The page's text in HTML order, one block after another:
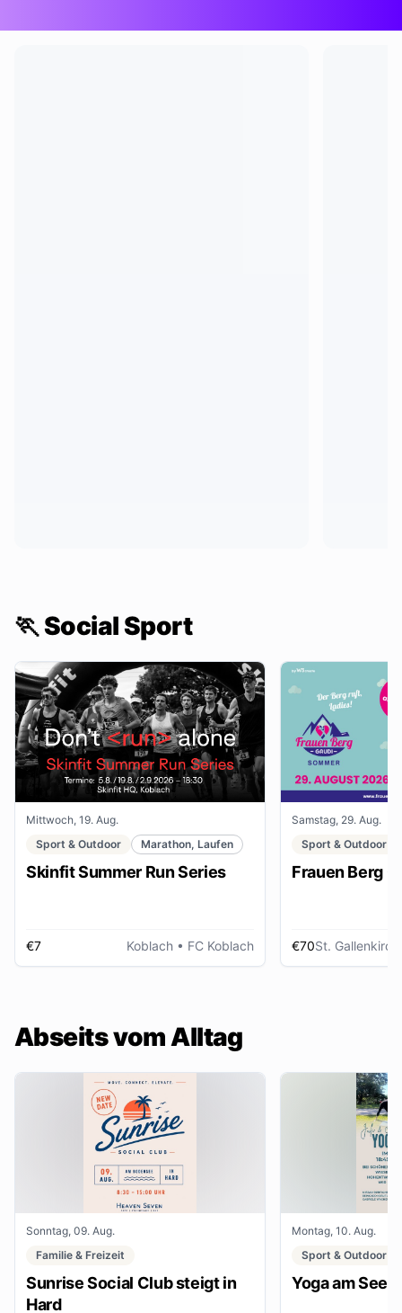
🏃 Social Sport
Mittwoch, 19. Aug.
Sport & Outdoor
Marathon, Laufen
Skinfit Summer Run Series
€7 Koblach • FC Koblach
Samstag, 29. Aug.
Sport & Outdoor
Frauen Berg
€70St. Gallenkirch
Abseits vom Alltag
Sonntag, 09. Aug.
Familie & Freizeit
Sunrise Social Club steigt in
Hard
Montag, 10. Aug.
Sport & Outdoor
Yoga am See